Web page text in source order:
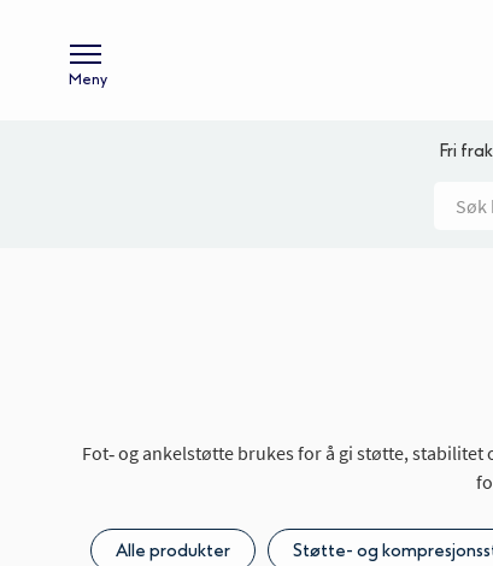
Meny
Fri
Fot‑ og ankelstøtte brukes for å gi støtte,
Alle produkter Støtte- og